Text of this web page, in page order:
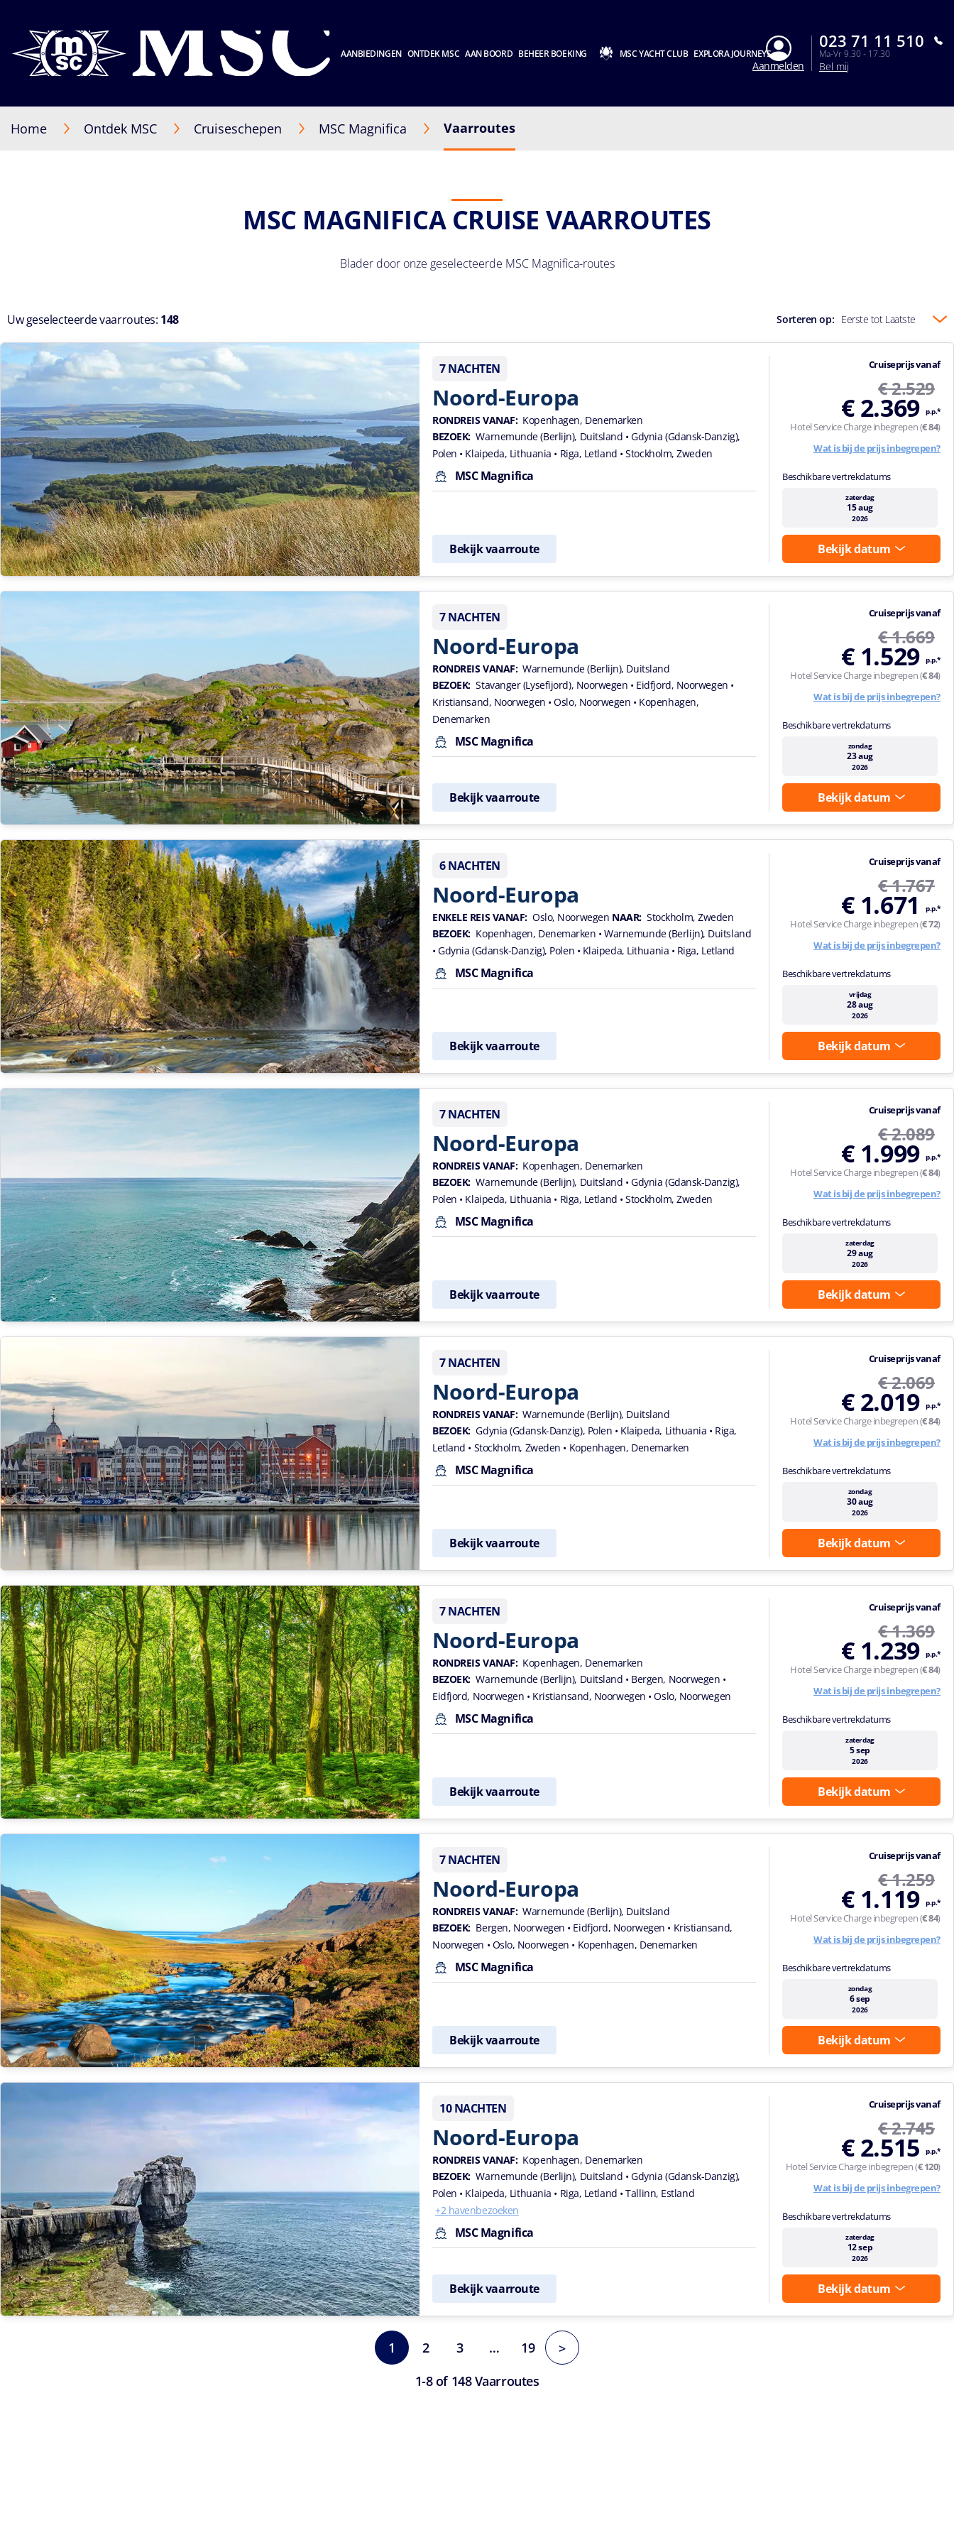
AANBIEDINGEN ONTDEK MSC AAN BOORD BEHEER BOEKING MSC YACHT CLUB EXPLORA JOURNEYS
Aanmelden
023 71 11 510
Ma-Vr 9.30 - 17.30
Bel mij
Home Ontdek MSC Cruiseschepen MSC Magnifica Vaarroutes
MSC MAGNIFICA CRUISE VAARROUTES
Blader door onze geselecteerde MSC Magnifica-routes
Uw geselecteerde vaarroutes: 148 Sorteren op: Eerste tot Laatste
7 NACHTEN
Noord-Europa
RONDREIS VANAF: Kopenhagen, Denemarken
BEZOEK: Warnemunde (Berlijn), Duitsland • Gdynia (Gdansk-Danzig),
Polen • Klaipeda, Lithuania • Riga, Letland • Stockholm, Zweden
MSC Magnifica
Bekijk vaarroute
Cruiseprijs vanaf
€ 2.529
€ 2.369 p.p.*
Hotel Service Charge inbegrepen (€ 84)
Wat is bij de prijs inbegrepen?
Beschikbare vertrekdatums
zaterdag
15 aug
2026
Bekijk datum
7 NACHTEN
Noord-Europa
RONDREIS VANAF: Warnemunde (Berlijn), Duitsland
BEZOEK: Stavanger (Lysefijord), Noorwegen • Eidfjord, Noorwegen •
Kristiansand, Noorwegen • Oslo, Noorwegen • Kopenhagen,
Denemarken
MSC Magnifica
Bekijk vaarroute
Cruiseprijs vanaf
€ 1.669
€ 1.529 p.p.*
Hotel Service Charge inbegrepen (€ 84)
Wat is bij de prijs inbegrepen?
Beschikbare vertrekdatums
zondag
23 aug
2026
Bekijk datum
6 NACHTEN
Noord-Europa
ENKELE REIS VANAF: Oslo, Noorwegen NAAR: Stockholm, Zweden
BEZOEK: Kopenhagen, Denemarken • Warnemunde (Berlijn), Duitsland
• Gdynia (Gdansk-Danzig), Polen • Klaipeda, Lithuania • Riga, Letland
MSC Magnifica
Bekijk vaarroute
Cruiseprijs vanaf
€ 1.767
€ 1.671 p.p.*
Hotel Service Charge inbegrepen (€ 72)
Wat is bij de prijs inbegrepen?
Beschikbare vertrekdatums
vrijdag
28 aug
2026
Bekijk datum
7 NACHTEN
Noord-Europa
RONDREIS VANAF: Kopenhagen, Denemarken
BEZOEK: Warnemunde (Berlijn), Duitsland • Gdynia (Gdansk-Danzig),
Polen • Klaipeda, Lithuania • Riga, Letland • Stockholm, Zweden
MSC Magnifica
Bekijk vaarroute
Cruiseprijs vanaf
€ 2.089
€ 1.999 p.p.*
Hotel Service Charge inbegrepen (€ 84)
Wat is bij de prijs inbegrepen?
Beschikbare vertrekdatums
zaterdag
29 aug
2026
Bekijk datum
7 NACHTEN
Noord-Europa
RONDREIS VANAF: Warnemunde (Berlijn), Duitsland
BEZOEK: Gdynia (Gdansk-Danzig), Polen • Klaipeda, Lithuania • Riga,
Letland • Stockholm, Zweden • Kopenhagen, Denemarken
MSC Magnifica
Bekijk vaarroute
Cruiseprijs vanaf
€ 2.069
€ 2.019 p.p.*
Hotel Service Charge inbegrepen (€ 84)
Wat is bij de prijs inbegrepen?
Beschikbare vertrekdatums
zondag
30 aug
2026
Bekijk datum
7 NACHTEN
Noord-Europa
RONDREIS VANAF: Kopenhagen, Denemarken
BEZOEK: Warnemunde (Berlijn), Duitsland • Bergen, Noorwegen •
Eidfjord, Noorwegen • Kristiansand, Noorwegen • Oslo, Noorwegen
MSC Magnifica
Bekijk vaarroute
Cruiseprijs vanaf
€ 1.369
€ 1.239 p.p.*
Hotel Service Charge inbegrepen (€ 84)
Wat is bij de prijs inbegrepen?
Beschikbare vertrekdatums
zaterdag
5 sep
2026
Bekijk datum
7 NACHTEN
Noord-Europa
RONDREIS VANAF: Warnemunde (Berlijn), Duitsland
BEZOEK: Bergen, Noorwegen • Eidfjord, Noorwegen • Kristiansand,
Noorwegen • Oslo, Noorwegen • Kopenhagen, Denemarken
MSC Magnifica
Bekijk vaarroute
Cruiseprijs vanaf
€ 1.259
€ 1.119 p.p.*
Hotel Service Charge inbegrepen (€ 84)
Wat is bij de prijs inbegrepen?
Beschikbare vertrekdatums
zondag
6 sep
2026
Bekijk datum
10 NACHTEN
Noord-Europa
RONDREIS VANAF: Kopenhagen, Denemarken
BEZOEK: Warnemunde (Berlijn), Duitsland • Gdynia (Gdansk-Danzig),
Polen • Klaipeda, Lithuania • Riga, Letland • Tallinn, Estland
+2 havenbezoeken
MSC Magnifica
Bekijk vaarroute
Cruiseprijs vanaf
€ 2.745
€ 2.515 p.p.*
Hotel Service Charge inbegrepen (€ 120)
Wat is bij de prijs inbegrepen?
Beschikbare vertrekdatums
zaterdag
12 sep
2026
Bekijk datum
1 2 3 … 19
>
1-8 of 148 Vaarroutes